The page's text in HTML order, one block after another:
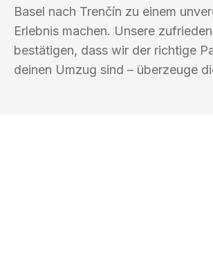
Basel nach Trenčín zu einem
Erlebnis machen. Unsere
bestätigen, dass wir der richtige
deinen Umzug sind – überzeuge